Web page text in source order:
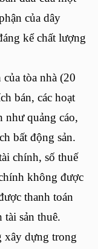
của dây
kể chất lượng
tòa nhà (20
bán, các hoạt
như quảng cáo,
bất động sản.
chính, số thuế
không được
thanh toán
sản thuê.
xây dựng trong